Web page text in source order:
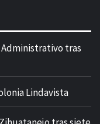
tras
Lindavista